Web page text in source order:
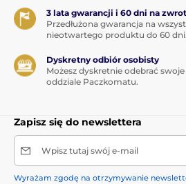
3 lata gwarancji i 60 dni na zwrot
Przedłużona gwarancja na
nieotwartego produktu do 60 dni.
Dyskretny odbiór osobisty
Możesz dyskretnie odebrać
oddziale Paczkomatu.
Zapisz się do newslettera
Wpisz tutaj swój e-mail
Wyrażam zgodę na otrzymywanie